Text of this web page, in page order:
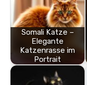
Somali Katze –
Elegante
Katzenrasse im
Portrait